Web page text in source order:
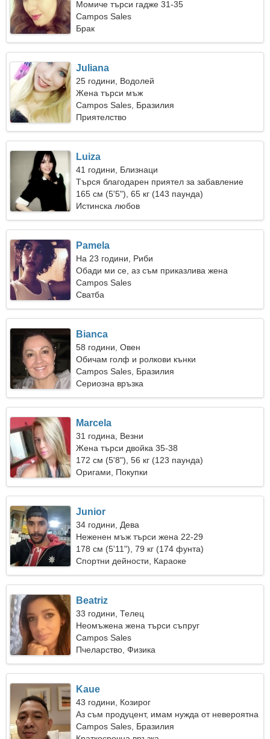
Момиче търси гадже 31-35
Campos Sales
Брак
Juliana
25 години, Водолей
Жена търси мъж
Campos Sales, Бразилия
Приятелство
Luiza
41 години, Близнаци
Търся благодарен приятел за забавление
165 см (5'5"), 65 кг (143 паунда)
Истинска любов
Pamela
На 23 години, Риби
Обади ми се, аз съм приказлива жена
Campos Sales
Сватба
Bianca
58 години, Овен
Обичам голф и ролкови кънки
Campos Sales, Бразилия
Сериозна връзка
Marcela
31 година, Везни
Жена търси двойка 35-38
172 см (5'8"), 56 кг (123 паунда)
Оригами, Покупки
Junior
34 години, Дева
Неженен мъж търси жена 22-29
178 см (5'11"), 79 кг (174 фунта)
Спортни дейности, Караоке
Beatriz
33 години, Телец
Неомъжена жена търси съпруг
Campos Sales
Пчеларство, Физика
Kaue
43 години, Козирог
Аз съм продуцент, имам нужда от невероятна
жена
Campos Sales, Бразилия